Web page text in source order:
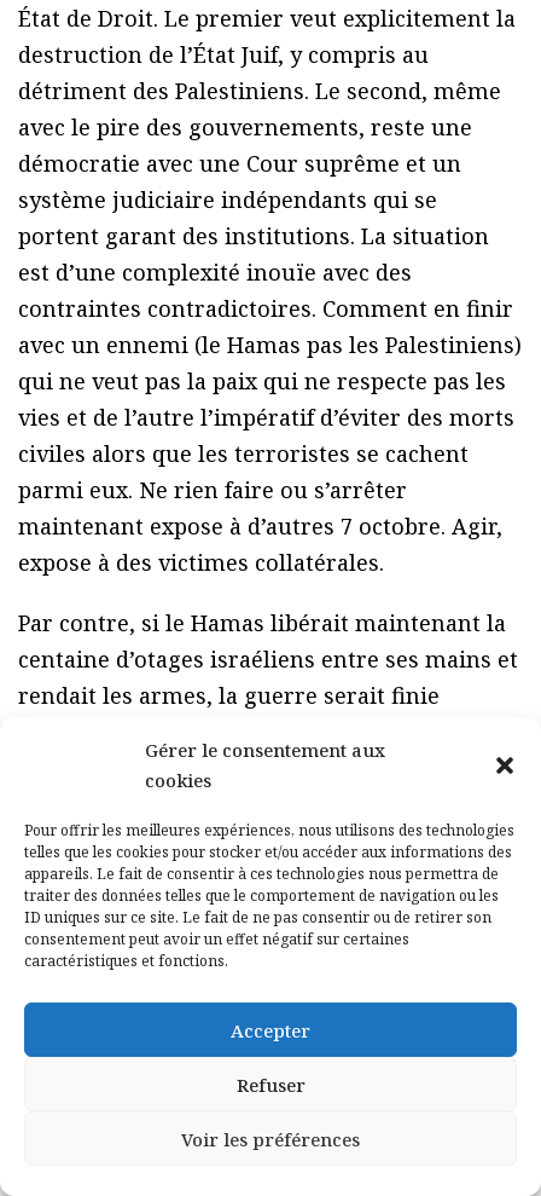
Gérer le consentement aux
cookies
Pour offrir les meilleures expériences, nous utilisons des technologies
telles que les cookies pour stocker et/ou accéder aux informations des
appareils. Le fait de consentir à ces technologies nous permettra de
traiter des données telles que le comportement de navigation ou les
ID uniques sur ce site. Le fait de ne pas consentir ou de retirer son
consentement peut avoir un effet négatif sur certaines
caractéristiques et fonctions.
Accepter
Refuser
Voir les préférences
État de Droit. Le premier veut explicitement la
destruction de l’État Juif, y compris au
détriment des Palestiniens. Le second, même
avec le pire des gouvernements, reste une
démocratie avec une Cour suprême et un
système judiciaire indépendants qui se
portent garant des institutions. La situation
est d’une complexité inouïe avec des
contraintes contradictoires. Comment en finir
avec un ennemi (le Hamas pas les Palestiniens)
qui ne veut pas la paix qui ne respecte pas les
vies et de l’autre l’impératif d’éviter des morts
civiles alors que les terroristes se cachent
parmi eux. Ne rien faire ou s’arrêter
maintenant expose à d’autres 7 octobre. Agir,
expose à des victimes collatérales.
Par contre, si le Hamas libérait maintenant la
centaine d’otages israéliens entre ses mains et
rendait les armes, la guerre serait finie
Destimed : Le dernier mot ?
Hagay Sobol :En conclusion et pour faire
simple, il faut libérer la Palestine du Hamas et
limiter la capacité de nuisance de son parrain
l’Iran pour qu’il y ait la paix. Et ce sera plus
facile avec quelqu’un d’autre que Netanyahou.
Hervé Castanet :Lorsqu’une situation est
aussi compliquée, lorsque les intérêts sont
aussi contradictoires, les commentateurs